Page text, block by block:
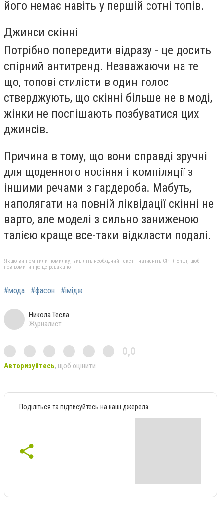
його немає навіть у першій сотні топів.
Джинси скінні
Потрібно попередити відразу - це досить
спірний антитренд. Незважаючи на те
що, топові стилісти в один голос
стверджують, що скінні більше не в моді,
жінки не поспішають позбуватися цих
джинсів.
Причина в тому, що вони справді зручні
для щоденного носіння і компіляції з
іншими речами з гардероба. Мабуть,
наполягати на повній ліквідації скінні не
варто, але моделі з сильно заниженою
талією краще все-таки відкласти подалі.
Якщо ви помітили помилку, виділіть необхідний текст і натисніть Ctrl + Enter, щоб
повідомити про це редакцію
#мода #фасон #імідж
Никола Тесла
Журналист
0,0
Авторизуйтесь, щоб оцінити
Поділіться та підписуйтесь на наші джерела